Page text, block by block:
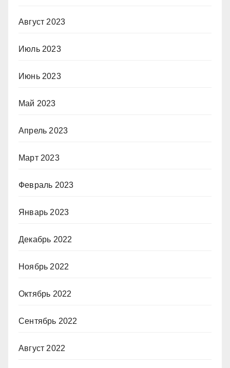
Август 2023
Июль 2023
Июнь 2023
Май 2023
Апрель 2023
Март 2023
Февраль 2023
Январь 2023
Декабрь 2022
Ноябрь 2022
Октябрь 2022
Сентябрь 2022
Август 2022